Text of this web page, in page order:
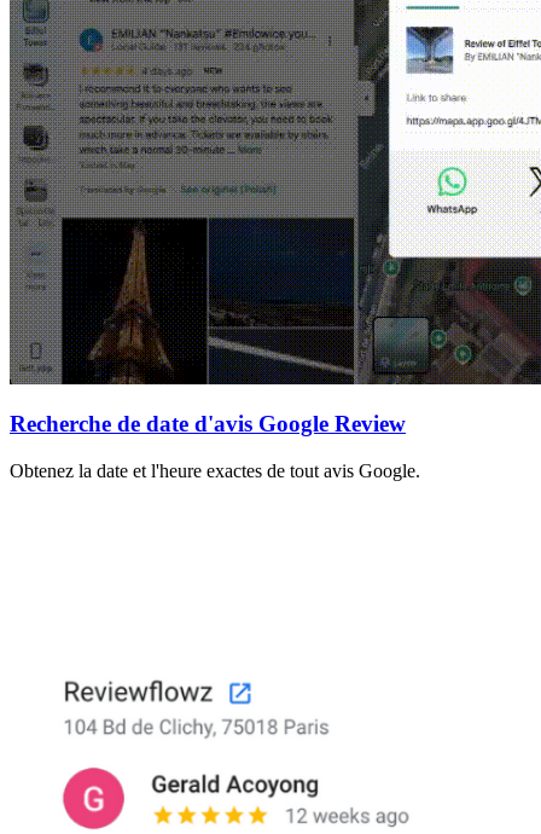
Recherche de date d'avis Google Review
Obtenez la date et l'heure exactes de tout avis Google.